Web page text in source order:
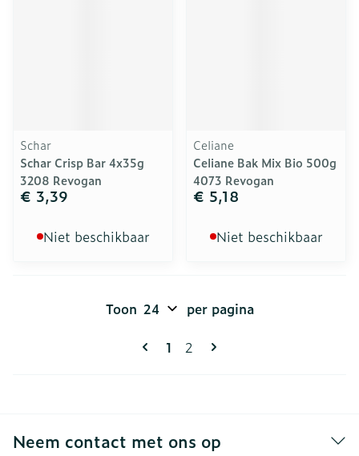
Schar
Schar Crisp Bar 4x35g
3208 Revogan
€ 3,39
Niet beschikbaar
Celiane
Celiane Bak Mix Bio 500g
4073 Revogan
€ 5,18
Niet beschikbaar
Pagina's
U lees momenteel pagina
1 Pagina
2
Toon per pagina
Neem contact met ons op